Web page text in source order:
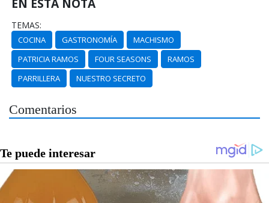
EN ESTA NOTA
TEMAS:
COCINA GASTRONOMÍA
MACHISMO
PATRICIA RAMOS
FOUR SEASONS
RAMOS
PARRILLERA
NUESTRO SECRETO
Comentarios